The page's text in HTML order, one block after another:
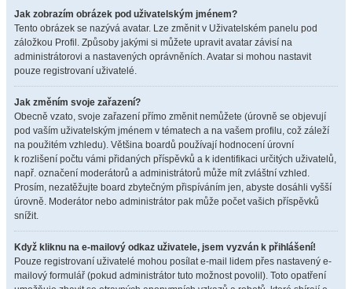
Jak zobrazím obrázek pod uživatelským jménem?
Tento obrázek se nazývá avatar. Lze změnit v Uživatelském panelu pod
záložkou Profil. Způsoby jakými si můžete upravit avatar závisí na
administrátorovi a nastavených oprávněních. Avatar si mohou nastavit
pouze registrovaní uživatelé.
Jak změním svoje zařazení?
Obecně vzato, svoje zařazení přímo změnit nemůžete (úrovně se objevují
pod vaším uživatelským jménem v tématech a na vašem profilu, což záleží
na použitém vzhledu). Většina boardů používají hodnocení úrovní
k rozlišení počtu vámi přidaných příspěvků a k identifikaci určitých uživatelů,
např. označení moderátorů a administrátorů může mít zvláštní vzhled.
Prosím, nezatěžujte board zbytečným přispíváním jen, abyste dosáhli vyšší
úrovně. Moderátor nebo administrátor pak může počet vašich příspěvků
snížit.
Když kliknu na e-mailový odkaz uživatele, jsem vyzván k přihlášení!
Pouze registrovaní uživatelé mohou posílat e-mail lidem přes nastavený e-
mailový formulář (pokud administrátor tuto možnost povolil). Toto opatření